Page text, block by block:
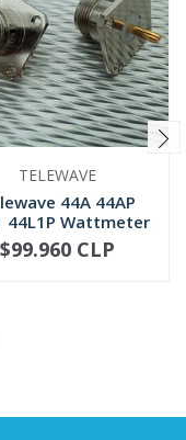
TELEWAVE
44A 44AP
44L1P Wattmeter
QC Conne...
+
$99.960 CLP